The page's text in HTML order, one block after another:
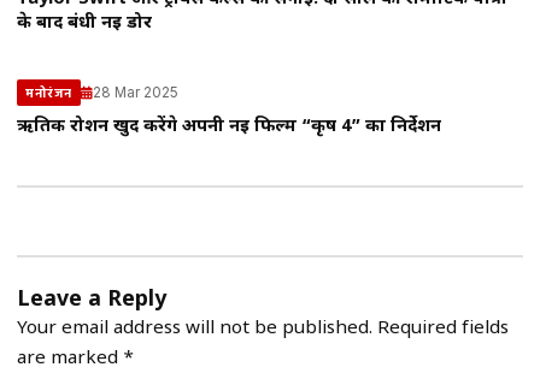
के बाद बंधी नई डोर
मनोरंजन 28 Mar 2025
ऋतिक रोशन खुद करेंगे अपनी नई फिल्म “कृष 4” का निर्देशन
Leave a Reply
Your email address will not be published. Required fields
are marked *